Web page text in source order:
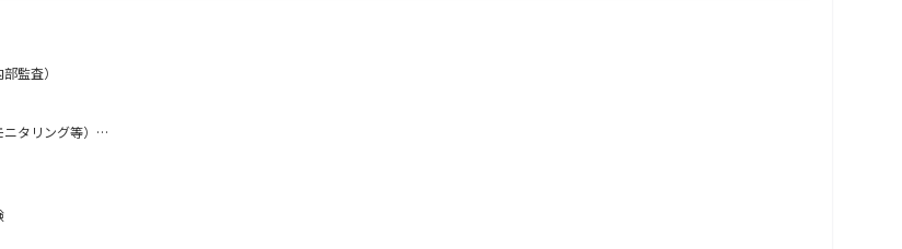
ョンです。
能。
す。
広いテーマを推進
監査）
タリング等）
ネジメント
り上げるプレイングマネージャー型の役割を想定しています。